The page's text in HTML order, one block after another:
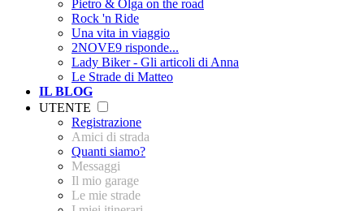
Pietro & Olga on the road
Rock 'n Ride
Una vita in viaggio
2NOVE9 risponde...
Lady Biker - Gli articoli di Anna
Le Strade di Matteo
IL BLOG
UTENTE
Registrazione
Amici di strada
Quanti siamo?
Messaggi
Il mio garage
Le mie strade